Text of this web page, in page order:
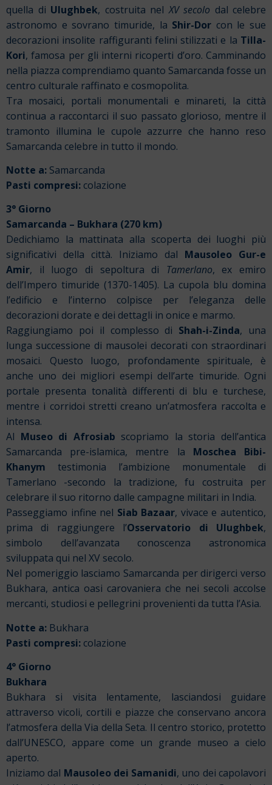
quella di Ulughbek, costruita nelXV secolo dal celebre
astronomo e sovrano timuride, la Shir-Dor con le sue
decorazioni insolite raffiguranti felini stilizzati e la Tilla-
Kori, famosa per gli interni ricoperti d’oro. Camminando
nella piazza comprendiamo quanto Samarcanda fosse un
centro culturale raffinato e cosmopolita.
Tra mosaici, portali monumentali e minareti, la città
continua a raccontarci il suo passato glorioso, mentre il
tramonto illumina le cupole azzurre che hanno reso
Samarcanda celebre in tutto il mondo.
Notte a: Samarcanda
Pasti compresi: colazione
3° Giorno
Samarcanda – Bukhara (270 km)
Dedichiamo la mattinata alla scoperta dei luoghi più
significativi della città. Iniziamo dal Mausoleo Gur-e
Amir, il luogo di sepoltura di Tamerlano, ex emiro
dell’Impero timuride (1370-1405). La cupola blu domina
l’edificio e l’interno colpisce per l’eleganza delle
decorazioni dorate e dei dettagli in onice e marmo.
Raggiungiamo poi il complesso di Shah-i-Zinda, una
lunga successione di mausolei decorati con straordinari
mosaici. Questo luogo, profondamente spirituale, è
anche uno dei migliori esempi dell’arte timuride. Ogni
portale presenta tonalità differenti di blu e turchese,
mentre i corridoi stretti creano un’atmosfera raccolta e
intensa.
Al Museo di Afrosiab scopriamo la storia dell’antica
Samarcanda pre-islamica, mentre la Moschea Bibi-
Khanym testimonia l’ambizione monumentale di
Tamerlano -secondo la tradizione, fu costruita per
celebrare il suo ritorno dalle campagne militari in India.
Passeggiamo infine nel Siab Bazaar, vivace e autentico,
prima di raggiungere l’Osservatorio di Ulughbek,
simbolo dell’avanzata conoscenza astronomica
sviluppata qui nel XV secolo.
Nel pomeriggio lasciamo Samarcanda per dirigerci verso
Bukhara, antica oasi carovaniera che nei secoli accolse
mercanti, studiosi e pellegrini provenienti da tutta l’Asia.
Notte a: Bukhara
Pasti compresi: colazione
4° Giorno
Bukhara
Bukhara si visita lentamente, lasciandosi guidare
attraverso vicoli, cortili e piazze che conservano ancora
l’atmosfera della Via della Seta. Il centro storico, protetto
dall’UNESCO, appare come un grande museo a cielo
aperto.
Iniziamo dal Mausoleo dei Samanidi, uno dei capolavori